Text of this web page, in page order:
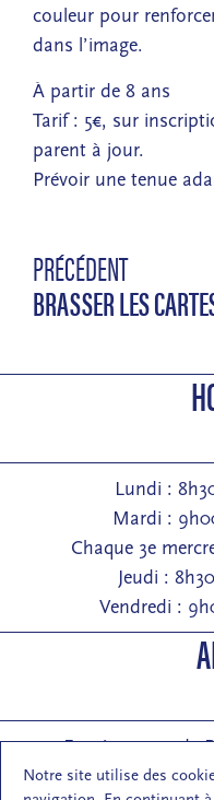
Notre site utilise des
couleur pour
dans l’image.
À partir de 8 ans
Tarif : 5€, sur
parent à jour.
Prévoir une tenue
PRÉCÉDENT
BRASSER LES
Lundi :
Mardi :
Chaque 3e
Jeudi :
Vendredi :
Entrée : 2 rue de
Courrier : 1 rue